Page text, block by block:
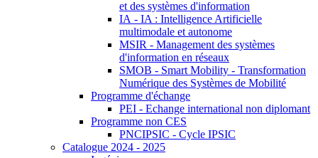
et des systèmes d'information
IA - IA : Intelligence Artificielle
multimodale et autonome
MSIR - Management des systèmes
d'information en réseaux
SMOB - Smart Mobility - Transformation
Numérique des Systèmes de Mobilité
Programme d'échange
PEI - Echange international non diplomant
Programme non CES
PNCIPSIC - Cycle IPSIC
Catalogue 2024 - 2025